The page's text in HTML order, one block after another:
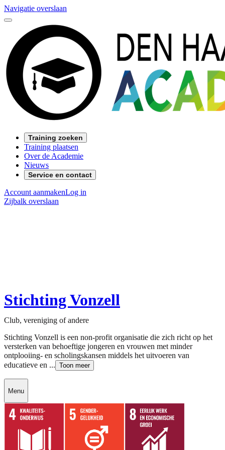
Navigatie overslaan
Training zoeken
Training plaatsen
Over de Academie
Nieuws
Service en contact
Account aanmakenLog in
Zijbalk overslaan
Stichting Vonzell
Club, vereniging of andere
Stichting Vonzell is een non-profit organisatie die zich richt op het
versterken van behoeftige jongeren en vrouwen met minder
ontplooiing- en scholingskansen middels het uitvoeren van
educatieve en ... Toon meer
Menu